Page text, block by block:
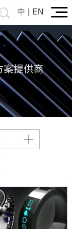
中 EN